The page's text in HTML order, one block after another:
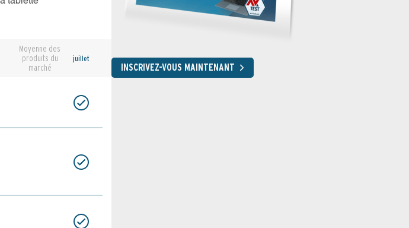
Moyenne des
produits du
marché
juillet
INSCRIVEZ-VOUS MAINTENANT